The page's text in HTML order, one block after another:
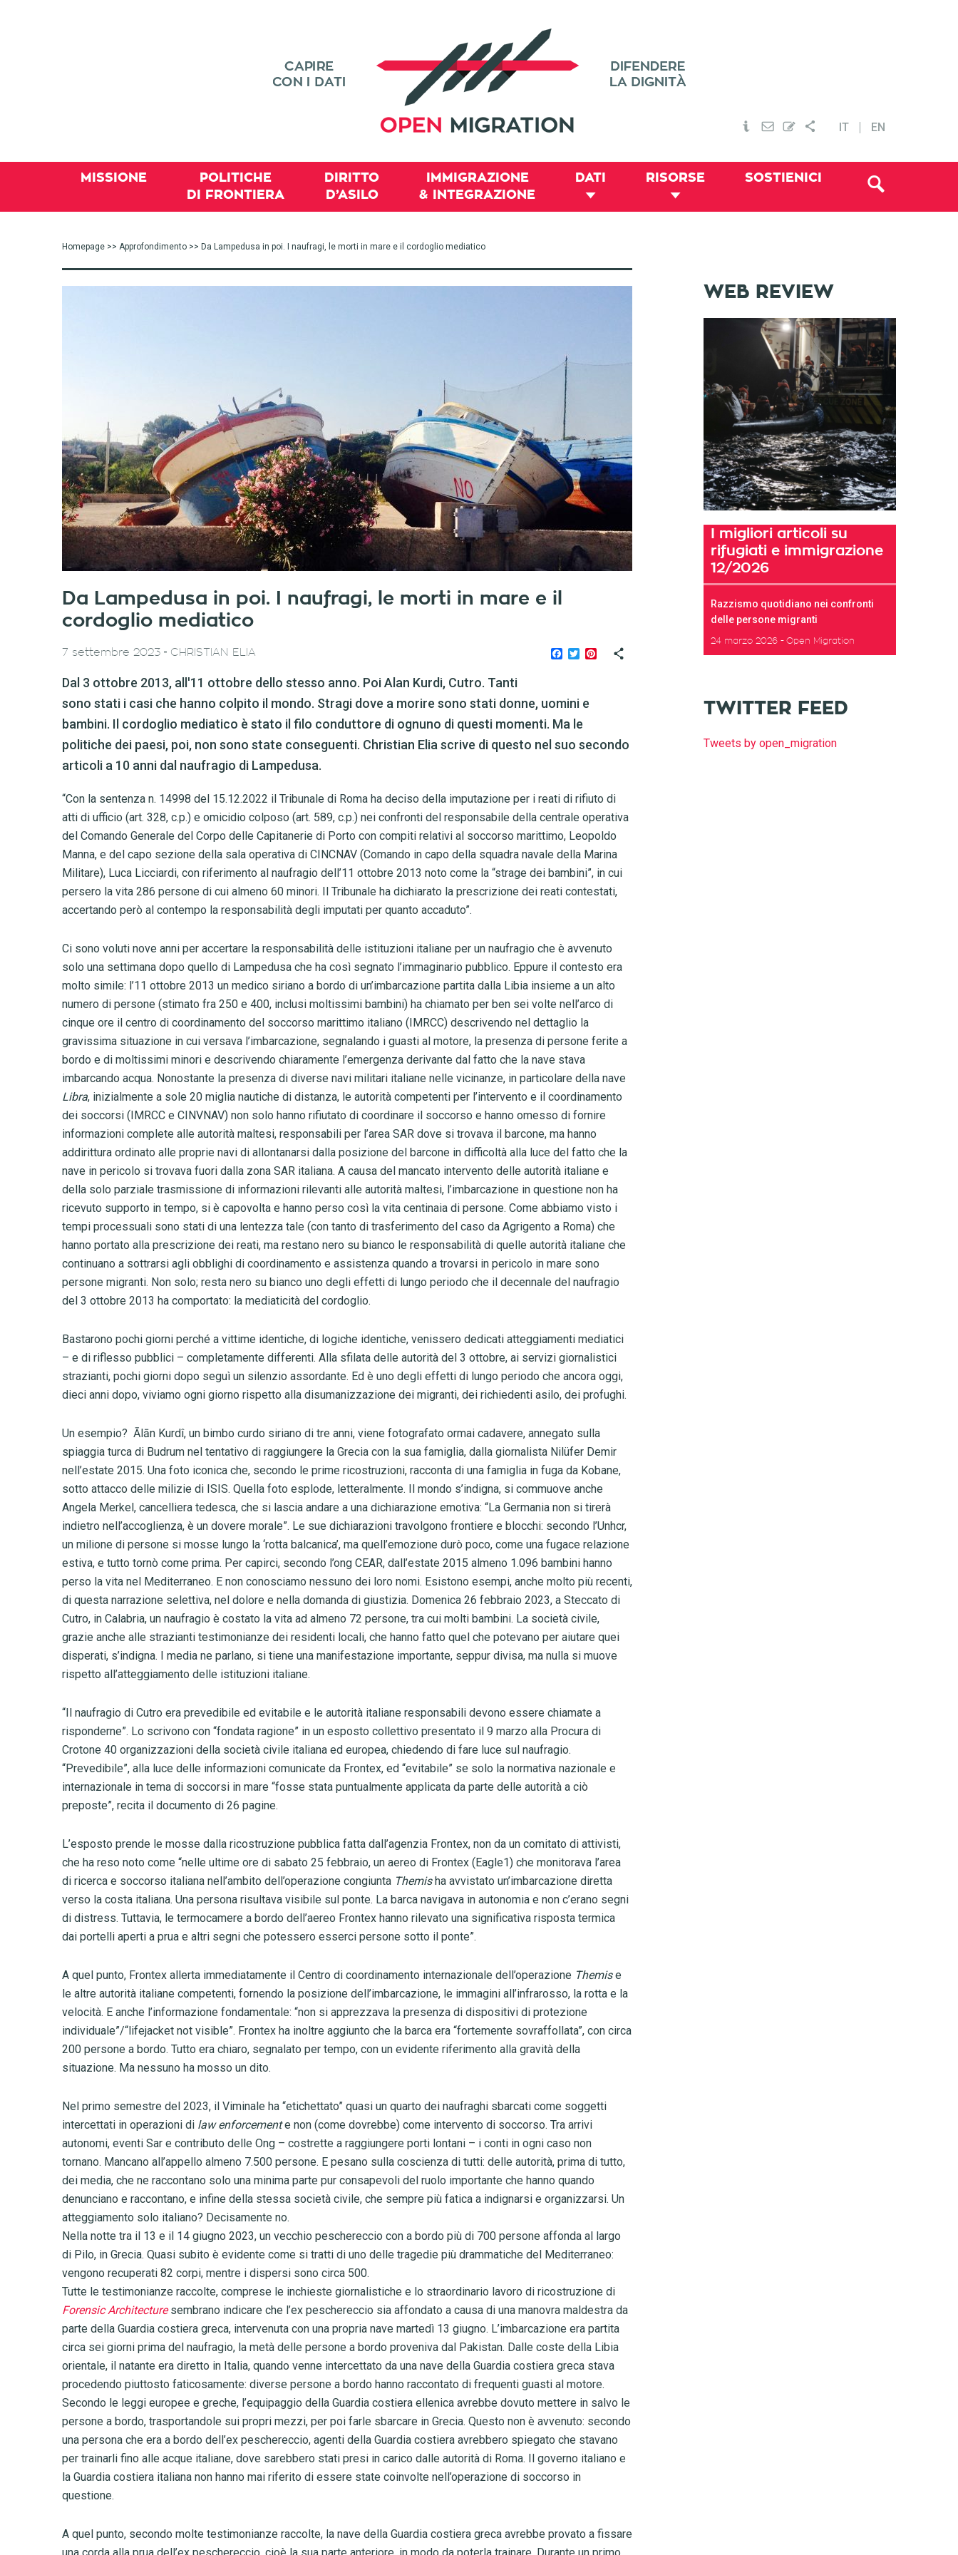
IT EN
MISSIONE
POLITICHE
DI FRONTIERA
DIRITTO
D’ASILO
IMMIGRAZIONE
& INTEGRAZIONE
DATI RISORSE SOSTIENICI
Homepage >> Approfondimento >> Da Lampedusa in poi. I naufragi, le morti in mare e il cordoglio mediatico
Da Lampedusa in poi. I naufragi, le morti in mare e il
cordoglio mediatico
Facebook
TwitterPinterest
7 settembre 2023 - CHRISTIAN ELIA
Dal 3 ottobre 2013, all'11 ottobre dello stesso anno. Poi Alan Kurdi, Cutro. Tanti
sono stati i casi che hanno colpito il mondo. Stragi dove a morire sono stati donne, uomini e
bambini. Il cordoglio mediatico è stato il filo conduttore di ognuno di questi momenti. Ma le
politiche dei paesi, poi, non sono state conseguenti. Christian Elia scrive di questo nel suo secondo
articoli a 10 anni dal naufragio di Lampedusa.
“Con la sentenza n. 14998 del 15.12.2022 il Tribunale di Roma ha deciso della imputazione per i reati di rifiuto di
atti di ufficio (art. 328, c.p.) e omicidio colposo (art. 589, c.p.) nei confronti del responsabile della centrale operativa
del Comando Generale del Corpo delle Capitanerie di Porto con compiti relativi al soccorso marittimo, Leopoldo
Manna, e del capo sezione della sala operativa di CINCNAV (Comando in capo della squadra navale della Marina
Militare), Luca Licciardi, con riferimento al naufragio dell’11 ottobre 2013 noto come la “strage dei bambini”, in cui
persero la vita 286 persone di cui almeno 60 minori. Il Tribunale ha dichiarato la prescrizione dei reati contestati,
accertando però al contempo la responsabilità degli imputati per quanto accaduto”.
Ci sono voluti nove anni per accertare la responsabilità delle istituzioni italiane per un naufragio che è avvenuto
solo una settimana dopo quello di Lampedusa che ha così segnato l’immaginario pubblico. Eppure il contesto era
molto simile: l’11 ottobre 2013 un medico siriano a bordo di un’imbarcazione partita dalla Libia insieme a un alto
numero di persone (stimato fra 250 e 400, inclusi moltissimi bambini) ha chiamato per ben sei volte nell’arco di
cinque ore il centro di coordinamento del soccorso marittimo italiano (IMRCC) descrivendo nel dettaglio la
gravissima situazione in cui versava l’imbarcazione, segnalando i guasti al motore, la presenza di persone ferite a
bordo e di moltissimi minori e descrivendo chiaramente l’emergenza derivante dal fatto che la nave stava
imbarcando acqua. Nonostante la presenza di diverse navi militari italiane nelle vicinanze, in particolare della nave
Libra, inizialmente a sole 20 miglia nautiche di distanza, le autorità competenti per l’intervento e il coordinamento
dei soccorsi (IMRCC e CINVNAV) non solo hanno rifiutato di coordinare il soccorso e hanno omesso di fornire
informazioni complete alle autorità maltesi, responsabili per l’area SAR dove si trovava il barcone, ma hanno
addirittura ordinato alle proprie navi di allontanarsi dalla posizione del barcone in difficoltà alla luce del fatto che la
nave in pericolo si trovava fuori dalla zona SAR italiana. A causa del mancato intervento delle autorità italiane e
della solo parziale trasmissione di informazioni rilevanti alle autorità maltesi, l’imbarcazione in questione non ha
ricevuto supporto in tempo, si è capovolta e hanno perso così la vita centinaia di persone. Come abbiamo visto i
tempi processuali sono stati di una lentezza tale (con tanto di trasferimento del caso da Agrigento a Roma) che
hanno portato alla prescrizione dei reati, ma restano nero su bianco le responsabilità di quelle autorità italiane che
continuano a sottrarsi agli obblighi di coordinamento e assistenza quando a trovarsi in pericolo in mare sono
persone migranti. Non solo; resta nero su bianco uno degli effetti di lungo periodo che il decennale del naufragio
del 3 ottobre 2013 ha comportato: la mediaticità del cordoglio.
Bastarono pochi giorni perché a vittime identiche, di logiche identiche, venissero dedicati atteggiamenti mediatici
– e di riflesso pubblici – completamente differenti. Alla sfilata delle autorità del 3 ottobre, ai servizi giornalistici
strazianti, pochi giorni dopo seguì un silenzio assordante. Ed è uno degli effetti di lungo periodo che ancora oggi,
dieci anni dopo, viviamo ogni giorno rispetto alla disumanizzazione dei migranti, dei richiedenti asilo, dei profughi.
Un esempio? Ālān Kurdî, un bimbo curdo siriano di tre anni, viene fotografato ormai cadavere, annegato sulla
spiaggia turca di Budrum nel tentativo di raggiungere la Grecia con la sua famiglia, dalla giornalista Nilüfer Demir
nell’estate 2015. Una foto iconica che, secondo le prime ricostruzioni, racconta di una famiglia in fuga da Kobane,
sotto attacco delle milizie di ISIS. Quella foto esplode, letteralmente. Il mondo s’indigna, si commuove anche
Angela Merkel, cancelliera tedesca, che si lascia andare a una dichiarazione emotiva: “La Germania non si tirerà
indietro nell’accoglienza, è un dovere morale”. Le sue dichiarazioni travolgono frontiere e blocchi: secondo l’Unhcr,
un milione di persone si mosse lungo la ‘rotta balcanica’, ma quell’emozione durò poco, come una fugace relazione
estiva, e tutto tornò come prima. Per capirci, secondo l’ong CEAR, dall’estate 2015 almeno 1.096 bambini hanno
perso la vita nel Mediterraneo. E non conosciamo nessuno dei loro nomi. Esistono esempi, anche molto più recenti,
di questa narrazione selettiva, nel dolore e nella domanda di giustizia. Domenica 26 febbraio 2023, a Steccato di
Cutro, in Calabria, un naufragio è costato la vita ad almeno 72 persone, tra cui molti bambini. La società civile,
grazie anche alle strazianti testimonianze dei residenti locali, che hanno fatto quel che potevano per aiutare quei
disperati, s’indigna. I media ne parlano, si tiene una manifestazione importante, seppur divisa, ma nulla si muove
rispetto all’atteggiamento delle istituzioni italiane.
“Il naufragio di Cutro era prevedibile ed evitabile e le autorità italiane responsabili devono essere chiamate a
risponderne”. Lo scrivono con “fondata ragione” in un esposto collettivo presentato il 9 marzo alla Procura di
Crotone 40 organizzazioni della società civile italiana ed europea, chiedendo di fare luce sul naufragio.
“Prevedibile”, alla luce delle informazioni comunicate da Frontex, ed “evitabile” se solo la normativa nazionale e
internazionale in tema di soccorsi in mare “fosse stata puntualmente applicata da parte delle autorità a ciò
preposte”, recita il documento di 26 pagine.
L’esposto prende le mosse dalla ricostruzione pubblica fatta dall’agenzia Frontex, non da un comitato di attivisti,
che ha reso noto come “nelle ultime ore di sabato 25 febbraio, un aereo di Frontex (Eagle1) che monitorava l’area
di ricerca e soccorso italiana nell’ambito dell’operazione congiunta Themisha avvistato un’imbarcazione diretta
verso la costa italiana. Una persona risultava visibile sul ponte. La barca navigava in autonomia e non c’erano segni
di distress. Tuttavia, le termocamere a bordo dell’aereo Frontex hanno rilevato una significativa risposta termica
dai portelli aperti a prua e altri segni che potessero esserci persone sotto il ponte”.
A quel punto, Frontex allerta immediatamente il Centro di coordinamento internazionale dell’operazione Themise
le altre autorità italiane competenti, fornendo la posizione dell’imbarcazione, le immagini all’infrarosso, la rotta e la
velocità. E anche l’informazione fondamentale: “non si apprezzava la presenza di dispositivi di protezione
individuale”/“lifejacket not visible”. Frontex ha inoltre aggiunto che la barca era “fortemente sovraffollata”, con circa
200 persone a bordo. Tutto era chiaro, segnalato per tempo, con un evidente riferimento alla gravità della
situazione. Ma nessuno ha mosso un dito.
Nel primo semestre del 2023, il Viminale ha “etichettato” quasi un quarto dei naufraghi sbarcati come soggetti
intercettati in operazioni di law enforcemente non (come dovrebbe) come intervento di soccorso. Tra arrivi
autonomi, eventi Sar e contributo delle Ong – costrette a raggiungere porti lontani – i conti in ogni caso non
tornano. Mancano all’appello almeno 7.500 persone. E pesano sulla coscienza di tutti: delle autorità, prima di tutto,
dei media, che ne raccontano solo una minima parte pur consapevoli del ruolo importante che hanno quando
denunciano e raccontano, e infine della stessa società civile, che sempre più fatica a indignarsi e organizzarsi. Un
atteggiamento solo italiano? Decisamente no.
Nella notte tra il 13 e il 14 giugno 2023, un vecchio peschereccio con a bordo più di 700 persone affonda al largo
di Pilo, in Grecia. Quasi subito è evidente come si tratti di uno delle tragedie più drammatiche del Mediterraneo:
vengono recuperati 82 corpi, mentre i dispersi sono circa 500.
Tutte le testimonianze raccolte, comprese le inchieste giornalistiche e lo straordinario lavoro di ricostruzione di
Forensic Architecturesembrano indicare che l’ex peschereccio sia affondato a causa di una manovra maldestra da
parte della Guardia costiera greca, intervenuta con una propria nave martedì 13 giugno. L’imbarcazione era partita
circa sei giorni prima del naufragio, la metà delle persone a bordo proveniva dal Pakistan. Dalle coste della Libia
orientale, il natante era diretto in Italia, quando venne intercettato da una nave della Guardia costiera greca stava
procedendo piuttosto faticosamente: diverse persone a bordo hanno raccontato di frequenti guasti al motore.
Secondo le leggi europee e greche, l’equipaggio della Guardia costiera ellenica avrebbe dovuto mettere in salvo le
persone a bordo, trasportandole sui propri mezzi, per poi farle sbarcare in Grecia. Questo non è avvenuto: secondo
una persona che era a bordo dell’ex peschereccio, agenti della Guardia costiera avrebbero spiegato che stavano
per trainarli fino alle acque italiane, dove sarebbero stati presi in carico dalle autorità di Roma. Il governo italiano e
la Guardia costiera italiana non hanno mai riferito di essere state coinvolte nell’operazione di soccorso in
questione.
A quel punto, secondo molte testimonianze raccolte, la nave della Guardia costiera greca avrebbe provato a fissare
WEB REVIEW
I migliori articoli su
rifugiati e immigrazione
12/2026
Razzismo quotidiano nei confronti
delle persone migranti
24 marzo 2026 Open Migration
TWITTER FEED
Tweets by open_migration